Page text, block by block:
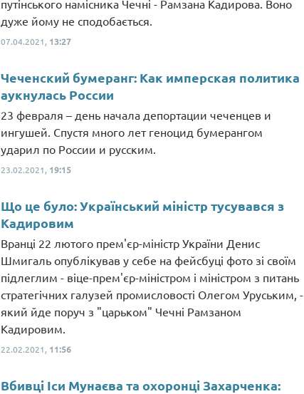
путінського намісника Чечні - Рамзана Кадирова. Воно
дуже йому не сподобається.
07.04.2021, 13:27
Чеченский бумеранг: Как имперская политика
аукнулась России
23 февраля – день начала депортации чеченцев и
ингушей. Спустя много лет геноцид бумерангом
ударил по России и русским.
23.02.2021, 19:15
Що це було: Український міністр тусувався з
Кадировим
Вранці 22 лютого прем'єр-міністр України Денис
Шмигаль опублікував у себе на фейсбуці фото зі своїм
підлеглим - віце-прем'єр-міністром і міністром з питань
стратегічних галузей промисловості Олегом Уруським, -
який йде поруч з "царьком" Чечні Рамзаном
Кадировим.
22.02.2021, 11:56
Вбивці Іси Мунаєва та охоронці Захарченка: